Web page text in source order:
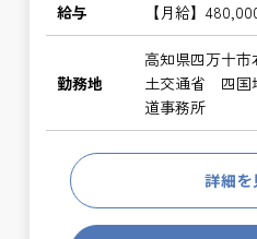
給与 【月給】
勤務地
高知県四万十
土交通省 四国
道事務所
詳細を